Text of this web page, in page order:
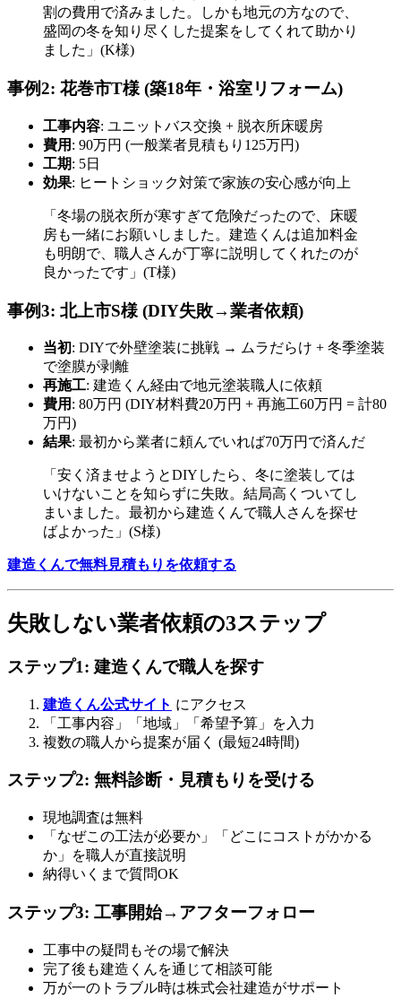
割の費用で済みました。しかも地元の方なので、
盛岡の冬を知り尽くした提案をしてくれて助かり
ました」(K様)
事例2: 花巻市T様 (築18年・浴室リフォーム)
工事内容: ユニットバス交換 + 脱衣所床暖房
費用 : 90万円 (一般業者見積もり125万円)
工期: 5日
効果: ヒートショック対策で家族の安心感が向上
「冬場の脱衣所が寒すぎて危険だったので、床暖
房も一緒にお願いしました。建造くんは追加料金
も明朗で、職人さんが丁寧に説明してくれたのが
良かったです」(T様)
事例3: 北上市S様 (DIY失敗→業者依頼)
当初: DIYで外壁塗装に挑戦 → ムラだらけ + 冬季塗装
で塗膜が剥離
再施工: 建造くん経由で地元塗装職人に依頼
費用 : 80万円 (DIY材料費20万円 + 再施工60万円 = 計80
万円)
結果: 最初から業者に頼んでいれば70万円で済んだ
「安く済ませようとDIYしたら、冬に塗装しては
いけないことを知らずに失敗。結局高くついてし
まいました。最初から建造くんで職人さんを探せ
ばよかった」(S様)
建造くんで無料見積もりを依頼する
失敗しない業者依頼の3ステップ
ステップ1: 建造くんで職人を探す
建造くん公式サイト にアクセス
「工事内容」「地域」「希望予算」を入力
複数の職人から提案が届く (最短24時間)
ステップ2: 無料診断・見積もりを受ける
現地調査は無料
「なぜこの工法が必要か」「どこにコストがかかる
か」を職人が直接説明
納得いくまで質問OK
ステップ3: 工事開始→アフターフォロー
工事中の疑問もその場で解決
完了後も建造くんを通じて相談可能
万が一のトラブル時は株式会社建造がサポート